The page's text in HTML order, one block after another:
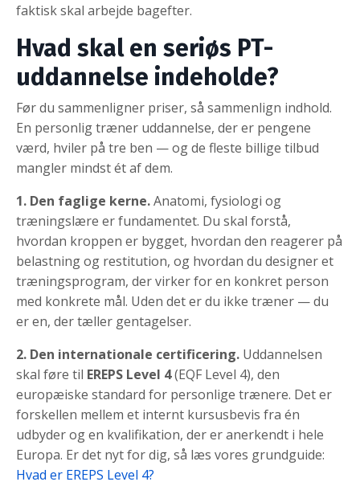
faktisk skal arbejde bagefter.
Hvad skal en seriøs PT-
uddannelse indeholde?
Før du sammenligner priser, så sammenlign indhold.
En personlig træner uddannelse, der er pengene
værd, hviler på tre ben — og de fleste billige tilbud
mangler mindst ét af dem.
1. Den faglige kerne.Anatomi, fysiologi og
træningslære er fundamentet. Du skal forstå,
hvordan kroppen er bygget, hvordan den reagerer på
belastning og restitution, og hvordan du designer et
træningsprogram, der virker for en konkret person
med konkrete mål. Uden det er du ikke træner — du
er en, der tæller gentagelser.
2. Den internationale certificering. Uddannelsen
skal føre til EREPS Level 4(EQF Level 4), den
europæiske standard for personlige trænere. Det er
forskellen mellem et internt kursusbevis fra én
udbyder og en kvalifikation, der er anerkendt i hele
Europa. Er det nyt for dig, så læs vores grundguide:
Hvad er EREPS Level 4?